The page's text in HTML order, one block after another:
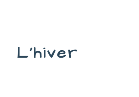
L’hiver